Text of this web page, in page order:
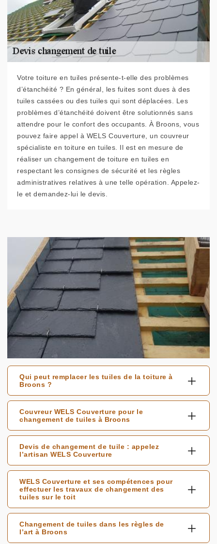
Votre toiture en tuiles présente-t-elle des problèmes
d’étanchéité ? En général, les fuites sont dues à des
tuiles cassées ou des tuiles qui sont déplacées. Les
problèmes d’étanchéité doivent être solutionnés sans
attendre pour le confort des occupants. À Broons, vous
pouvez faire appel à WELS Couverture, un couvreur
spécialiste en toiture en tuiles. Il est en mesure de
réaliser un changement de toiture en tuiles en
respectant les consignes de sécurité et les règles
administratives relatives à une telle opération. Appelez-
le et demandez-lui le devis.
Qui peut remplacer les tuiles de la toiture à
Broons ?
Couvreur WELS Couverture pour le
changement de tuiles à Broons
Devis de changement de tuile : appelez
l’artisan WELS Couverture
WELS Couverture et ses compétences pour
effectuer les travaux de changement des
tuiles sur le toit
Changement de tuiles dans les règles de
l’art à Broons